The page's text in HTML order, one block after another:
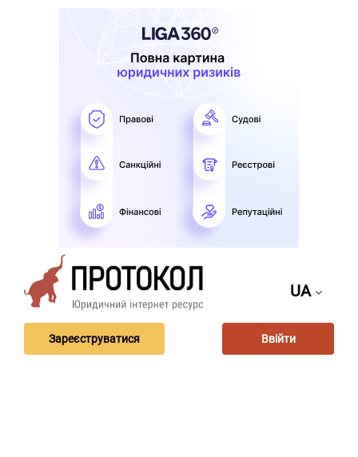
UA
Зареєструватися Ввійти